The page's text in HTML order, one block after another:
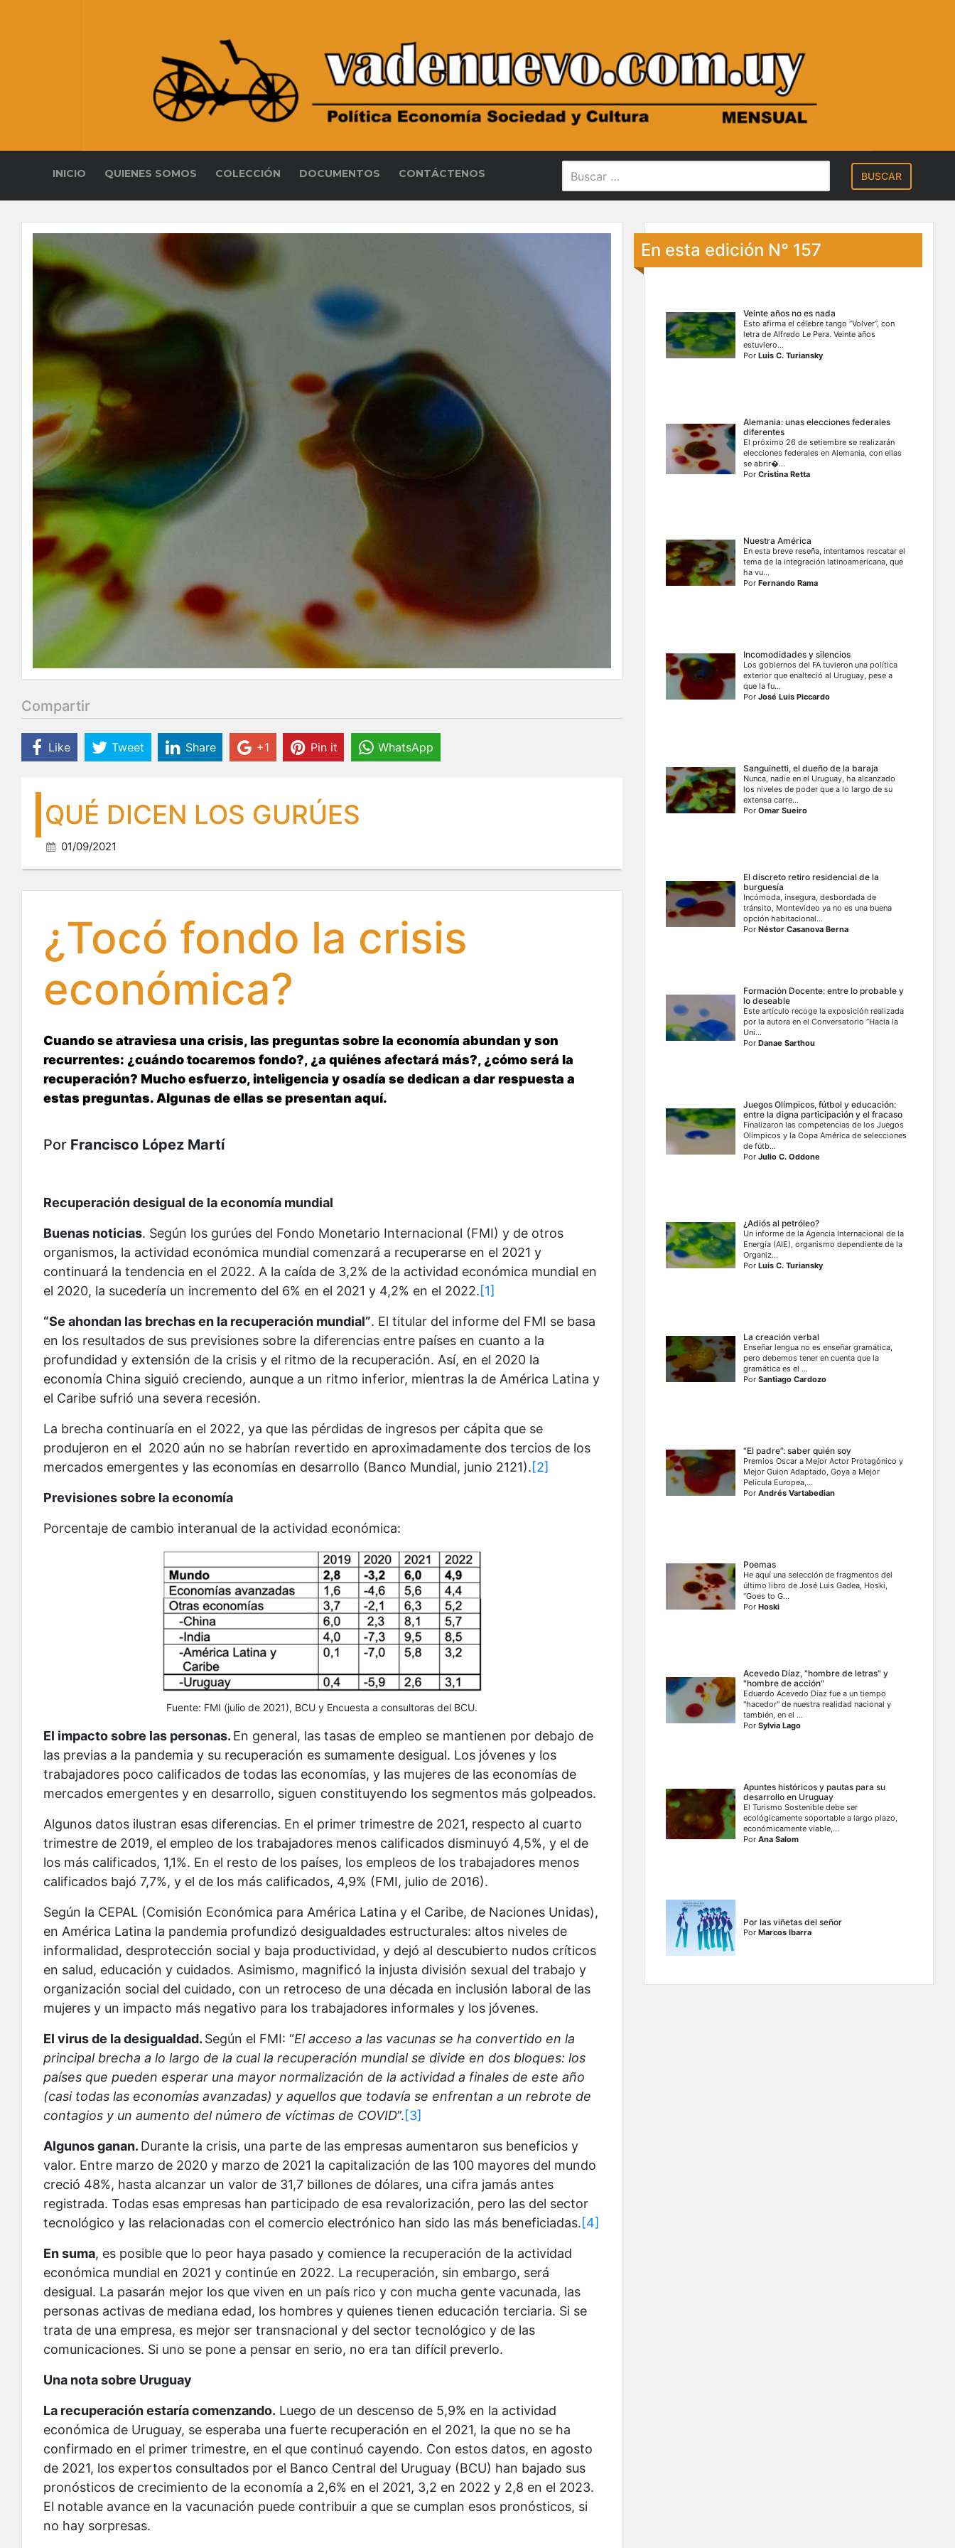
INICIO QUIENES SOMOS COLECCIÓN DOCUMENTOS CONTÁCTENOS
Compartir
Like Tweet Share +1 Pin it WhatsApp
QUÉ DICEN LOS GURÚES
01/09/2021
¿Tocó fondo la crisis
económica?
Cuando se atraviesa una crisis, las preguntas sobre la economía abundan y son
recurrentes: ¿cuándo tocaremos fondo?, ¿a quiénes afectará más?, ¿cómo será la
recuperación? Mucho esfuerzo, inteligencia y osadía se dedican a dar respuesta a
estas preguntas. Algunas de ellas se presentan aquí.
Por Francisco López Martí
Recuperación desigual de la economía mundial
Buenas noticias. Según los gurúes del Fondo Monetario Internacional (FMI) y de otros
organismos, la actividad económica mundial comenzará a recuperarse en el 2021 y
continuará la tendencia en el 2022. A la caída de 3,2% de la actividad económica mundial en
el 2020, la sucedería un incremento del 6% en el 2021 y 4,2% en el 2022.[1]
“Se ahondan las brechas en la recuperación mundial”. El titular del informe del FMI se basa
en los resultados de sus previsiones sobre la diferencias entre países en cuanto a la
profundidad y extensión de la crisis y el ritmo de la recuperación. Así, en el 2020 la
economía China siguió creciendo, aunque a un ritmo inferior, mientras la de América Latina y
el Caribe sufrió una severa recesión.
La brecha continuaría en el 2022, ya que las pérdidas de ingresos per cápita que se
produjeron en el 2020 aún no se habrían revertido en aproximadamente dos tercios de los
mercados emergentes y las economías en desarrollo (Banco Mundial, junio 2121).[2]
Previsiones sobre la economía
Porcentaje de cambio interanual de la actividad económica:
Fuente: FMI (julio de 2021), BCU y Encuesta a consultoras del BCU.
El impacto sobre las personas. En general, las tasas de empleo se mantienen por debajo de
las previas a la pandemia y su recuperación es sumamente desigual. Los jóvenes y los
trabajadores poco calificados de todas las economías, y las mujeres de las economías de
mercados emergentes y en desarrollo, siguen constituyendo los segmentos más golpeados.
Algunos datos ilustran esas diferencias. En el primer trimestre de 2021, respecto al cuarto
trimestre de 2019, el empleo de los trabajadores menos calificados disminuyó 4,5%, y el de
los más calificados, 1,1%. En el resto de los países, los empleos de los trabajadores menos
calificados bajó 7,7%, y el de los más calificados, 4,9% (FMI, julio de 2016).
Según la CEPAL (Comisión Económica para América Latina y el Caribe, de Naciones Unidas),
en América Latina la pandemia profundizó desigualdades estructurales: altos niveles de
informalidad, desprotección social y baja productividad, y dejó al descubierto nudos críticos
en salud, educación y cuidados. Asimismo, magnificó la injusta división sexual del trabajo y
organización social del cuidado, con un retroceso de una década en inclusión laboral de las
mujeres y un impacto más negativo para los trabajadores informales y los jóvenes.
El virus de la desigualdad. Según el FMI: “El acceso a las vacunas se ha convertido en la
principal brecha a lo largo de la cual la recuperación mundial se divide en dos bloques: los
países que pueden esperar una mayor normalización de la actividad a finales de este año
(casi todas las economías avanzadas) y aquellos que todavía se enfrentan a un rebrote de
contagios y un aumento del número de víctimas de COVID”.[3]
Algunos ganan. Durante la crisis, una parte de las empresas aumentaron sus beneficios y
valor. Entre marzo de 2020 y marzo de 2021 la capitalización de las 100 mayores del mundo
creció 48%, hasta alcanzar un valor de 31,7 billones de dólares, una cifra jamás antes
registrada. Todas esas empresas han participado de esa revalorización, pero las del sector
tecnológico y las relacionadas con el comercio electrónico han sido las más beneficiadas.[4]
En suma, es posible que lo peor haya pasado y comience la recuperación de la actividad
económica mundial en 2021 y continúe en 2022. La recuperación, sin embargo, será
desigual. La pasarán mejor los que viven en un país rico y con mucha gente vacunada, las
personas activas de mediana edad, los hombres y quienes tienen educación terciaria. Si se
trata de una empresa, es mejor ser transnacional y del sector tecnológico y de las
comunicaciones. Si uno se pone a pensar en serio, no era tan difícil preverlo.
Una nota sobre Uruguay
La recuperación estaría comenzando. Luego de un descenso de 5,9% en la actividad
económica de Uruguay, se esperaba una fuerte recuperación en el 2021, la que no se ha
confirmado en el primer trimestre, en el que continuó cayendo. Con estos datos, en agosto
de 2021, los expertos consultados por el Banco Central del Uruguay (BCU) han bajado sus
pronósticos de crecimiento de la economía a 2,6% en el 2021, 3,2 en 2022 y 2,8 en el 2023.
El notable avance en la vacunación puede contribuir a que se cumplan esos pronósticos, si
no hay sorpresas.
En esta edición N° 157
Veinte años no es nada
Esto afirma el célebre tango “Volver”, con
letra de Alfredo Le Pera. Veinte años
estuviero...
PorLuis C. Turiansky
Alemania: unas elecciones federales
diferentes
El próximo 26 de setiembre se realizarán
elecciones federales en Alemania, con ellas
se abrir�...
PorCristina Retta
Nuestra América
En esta breve reseña, intentamos rescatar el
tema de la integración latinoamericana, que
ha vu...
PorFernando Rama
Incomodidades y silencios
Los gobiernos del FA tuvieron una política
exterior que enalteció al Uruguay, pese a
que la fu...
PorJosé Luis Piccardo
Sanguinetti, el dueño de la baraja
Nunca, nadie en el Uruguay, ha alcanzado
los niveles de poder que a lo largo de su
extensa carre...
PorOmar Sueiro
El discreto retiro residencial de la
burguesía
Incómoda, insegura, desbordada de
tránsito, Montevideo ya no es una buena
opción habitacional...
PorNéstor Casanova Berna
Formación Docente: entre lo probable y
lo deseable
Este artículo recoge la exposición realizada
por la autora en el Conversatorio “Hacia la
Uni...
PorDanae Sarthou
Juegos Olímpicos, fútbol y educación:
entre la digna participación y el fracaso
Finalizaron las competencias de los Juegos
Olímpicos y la Copa América de selecciones
de fútb...
PorJulio C. Oddone
¿Adiós al petróleo?
Un informe de la Agencia Internacional de la
Energía (AIE), organismo dependiente de la
Organiz...
PorLuis C. Turiansky
La creación verbal
Enseñar lengua no es enseñar gramática,
pero debemos tener en cuenta que la
gramática es el ...
PorSantiago Cardozo
“El padre”: saber quién soy
Premios Oscar a Mejor Actor Protagónico y
Mejor Guion Adaptado, Goya a Mejor
Película Europea,...
PorAndrés Vartabedian
Poemas
He aquí una selección de fragmentos del
último libro de José Luis Gadea, Hoski,
“Goes to G...
PorHoski
Acevedo Díaz, "hombre de letras" y
"hombre de acción"
Eduardo Acevedo Díaz fue a un tiempo
"hacedor'' de nuestra realidad nacional y
también, en el ...
PorSylvia Lago
Apuntes históricos y pautas para su
desarrollo en Uruguay
El Turismo Sostenible debe ser
ecológicamente soportable a largo plazo,
económicamente viable,...
PorAna Salom
Por las viñetas del señor
PorMarcos Ibarra